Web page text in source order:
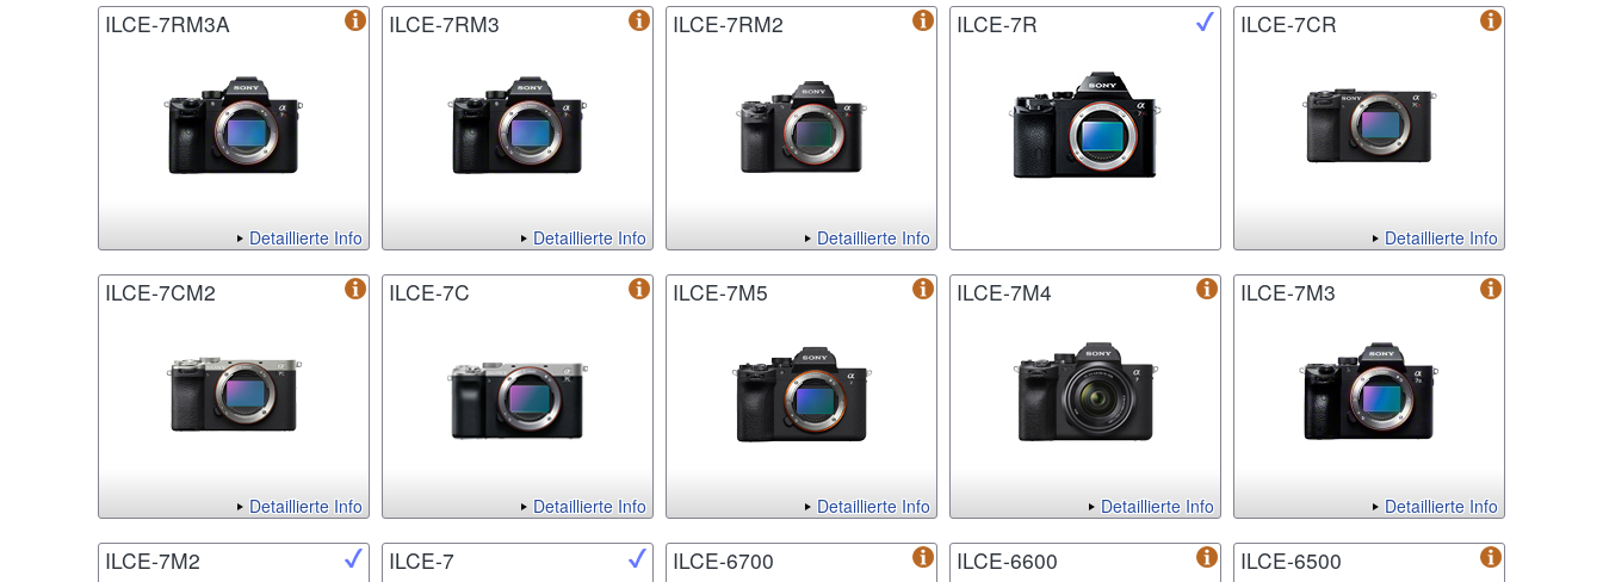
ILCE-7RM3A
Detaillierte Info
ILCE-7RM3
Detaillierte Info
ILCE-7RM2
Detaillierte Info
ILCE-7R ILCE-7CR
Detaillierte Info
ILCE-7CM2
Detaillierte Info
ILCE-7C
Detaillierte Info
ILCE-7M5
Detaillierte Info
ILCE-7M4
Detaillierte Info
ILCE-7M3
Detaillierte Info
ILCE-7M2 ILCE-7 ILCE-6700 ILCE-6600 ILCE-6500